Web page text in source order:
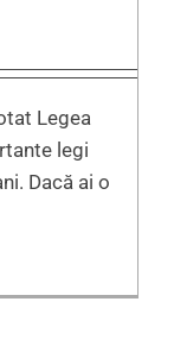
Legea
legi
Dacă ai o